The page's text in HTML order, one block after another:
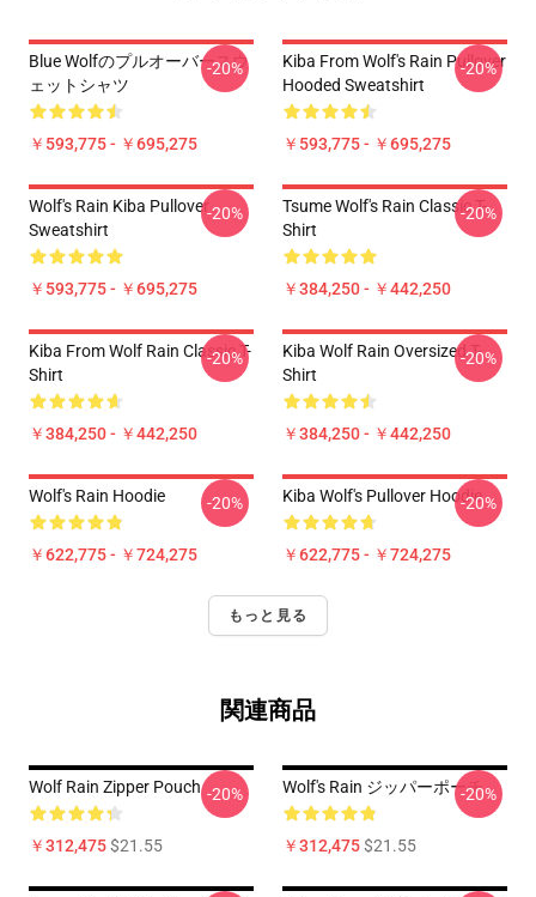
Blue Wolfのプルオーバースウ
ェットシャツ
￥593,775 - ￥695,275
-20%
Kiba From Wolf's Rain Pullover
Hooded Sweatshirt
￥593,775 - ￥695,275
-20%
Wolf's Rain Kiba Pullover
Sweatshirt
￥593,775 - ￥695,275
-20%
Tsume Wolf's Rain Classic T-
Shirt
￥384,250 - ￥442,250
-20%
Kiba From Wolf Rain Classic T-
Shirt
￥384,250 - ￥442,250
-20%
Kiba Wolf Rain Oversized T-
Shirt
￥384,250 - ￥442,250
-20%
Wolf's Rain Hoodie
￥622,775 - ￥724,275
-20% Kiba Wolf's Pullover Hoodie
￥622,775 - ￥724,275
-20%
もっと見る
関連商品
Wolf Rain Zipper Pouch
￥312,475$21.55
-20% Wolf's Rain ジッパーポーチ
￥312,475$21.55
-20%